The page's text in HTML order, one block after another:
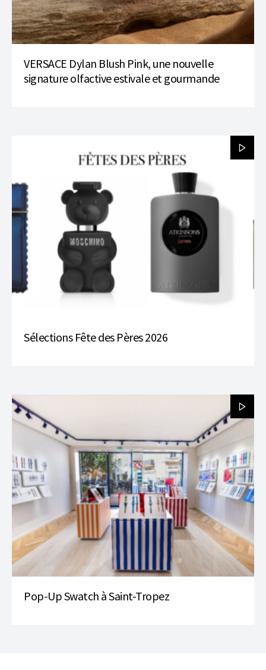
VERSACE Dylan Blush Pink, une nouvelle
signature olfactive estivale et gourmande
Sélections Fête des Pères 2026
Pop-Up Swatch à Saint-Tropez